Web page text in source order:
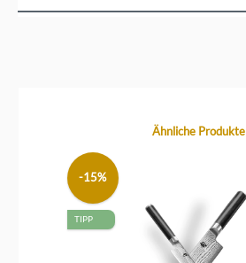
Produktgalerie überspringenÄhnliche Produkte
-15%
TIPP